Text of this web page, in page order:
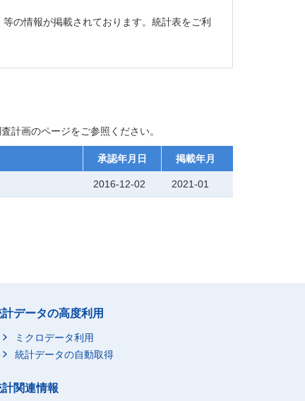
の情報が掲載されております。統計表をご利
計画のページをご参照ください。
承認年月日 掲載年月
2016-12-02 2021-01
データの高度利用
ミクロデータ利用
統計データの自動取得
計関連情報